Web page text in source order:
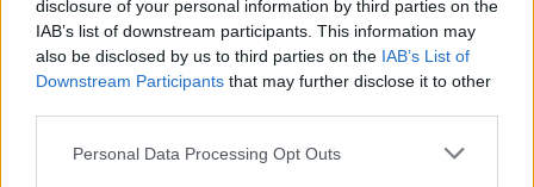
disclosure of your personal information by third parties on the
IAB’s list of downstream participants. This information may
also be disclosed by us to third parties on the IAB’s List of
Downstream Participants that may further disclose it to other
Please note that this website/app uses one or more Google
Personal Data Processing Opt Outs